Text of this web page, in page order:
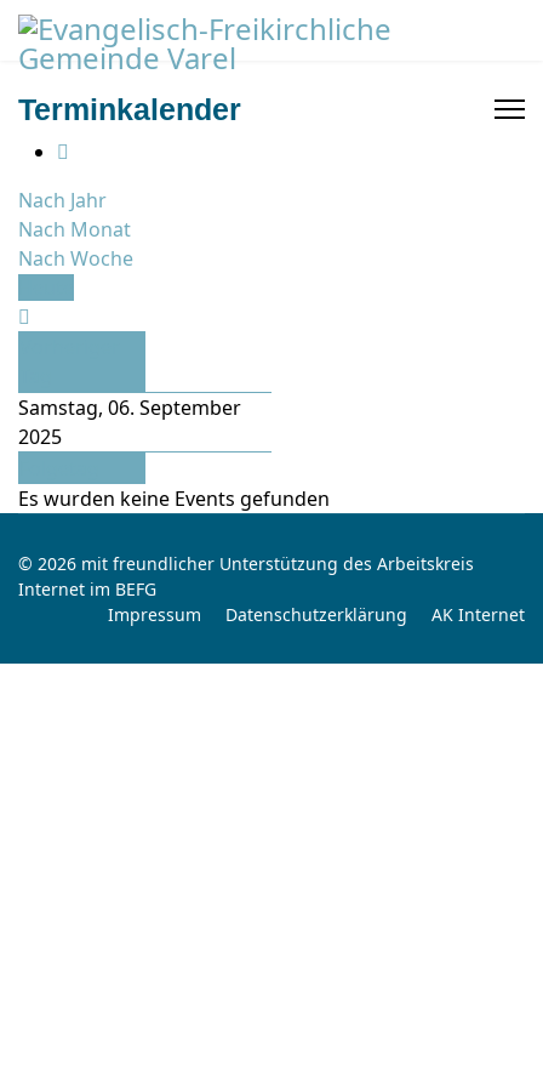
Terminkalender
Nach Jahr
Nach Monat
Nach Woche
Samstag, 06. September
2025
Es wurden keine Events gefunden
© 2026 mit freundlicher Unterstützung des Arbeitskreis
Internet im BEFG
Impressum
Datenschutzerklärung AK Internet